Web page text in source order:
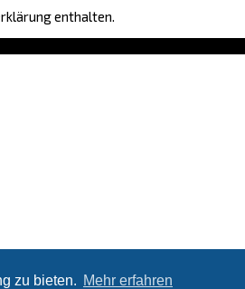
zu bieten. Mehr erfahren
enthalten.